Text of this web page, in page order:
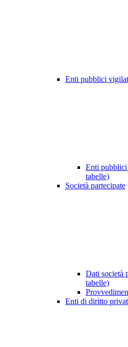
Enti pubblici
Enti
tabelle)
Società partecipate
Dati società
tabelle)
Enti di diritto